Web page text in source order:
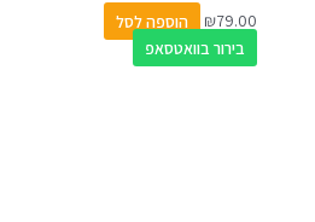
₪79.00
הוספה לסל
בירור בוואטסאפ